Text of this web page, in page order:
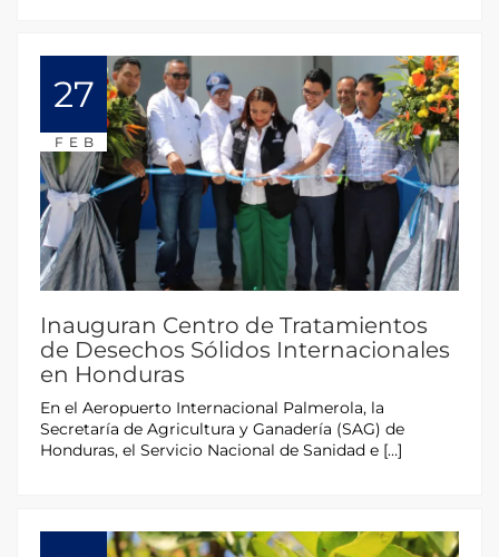
27
FEB
Inauguran Centro de Tratamientos
de Desechos Sólidos Internacionales
en Honduras
En el Aeropuerto Internacional Palmerola, la
Secretaría de Agricultura y Ganadería (SAG) de
Honduras, el Servicio Nacional de Sanidad e […]